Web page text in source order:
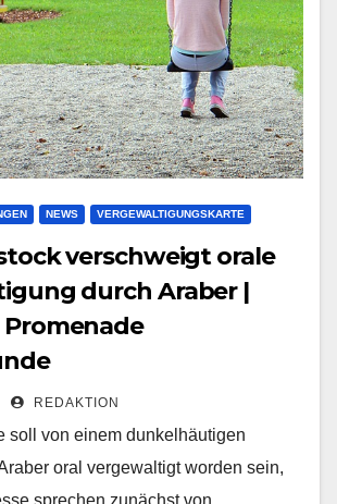
NEWS VERGEWALTIGUNGSKARTE
verschweigt orale
durch Araber |
REDAKTION
soll von einem dunkelhäutigen
oral vergewaltigt worden sein,
sprechen zunächst von